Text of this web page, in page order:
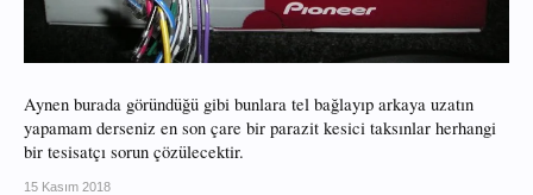
Aynen burada göründüğü gibi bunlara tel bağlayıp arkaya uzatın
yapamam derseniz en son çare bir parazit kesici taksınlar herhangi
bir tesisatçı sorun çözülecektir.
15 Kasım 2018